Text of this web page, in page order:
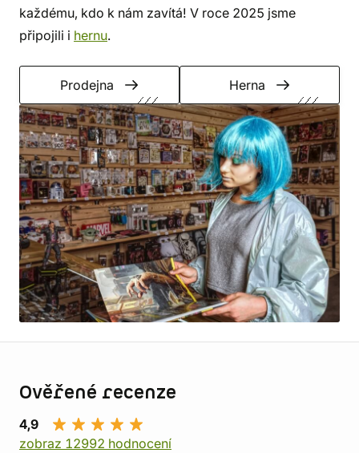
každému, kdo k nám zavítá! V roce 2025 jsme
připojili i hernu.
Prodejna Herna
Ověřené recenze
4,9
zobraz 12992 hodnocení